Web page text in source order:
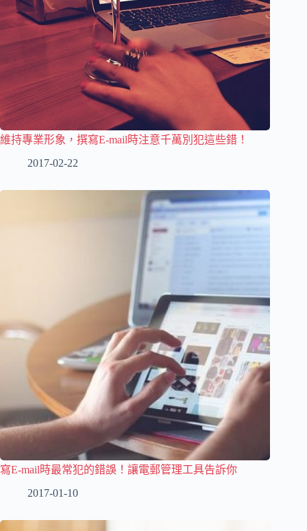
維持專業形象，撰寫E-mail時注意千萬別犯這些錯！
2017-02-22
寫E-mail時最常犯的錯誤！讓電郵管理工具告訴你
2017-01-10